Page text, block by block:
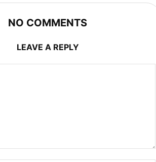
NO COMMENTS
LEAVE A REPLY